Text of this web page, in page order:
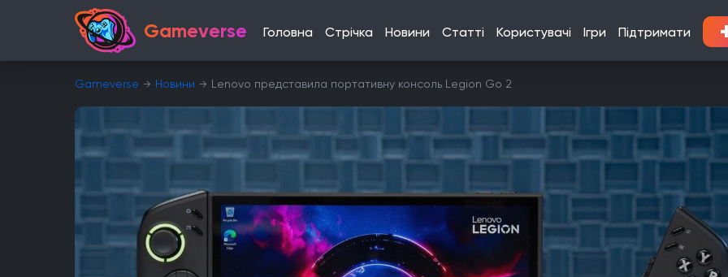
Gameverse Головна Стрічка Новини Статті Користувачі Ігри Підтримати
Gameverse Новини Lenovo представила портативну консоль Legion Go 2